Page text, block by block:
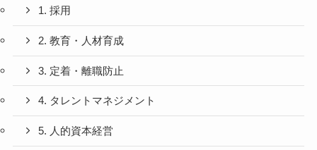
1. 採用
2. 教育・人材育成
3. 定着・離職防止
4. タレントマネジメント
5. 人的資本経営